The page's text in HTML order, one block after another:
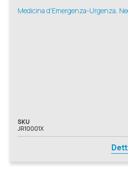
Medicina d'Emergenza-Urgenza,
SKU
JR10001X